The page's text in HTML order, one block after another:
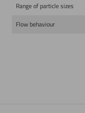
Range of particle sizes
Flow behaviour